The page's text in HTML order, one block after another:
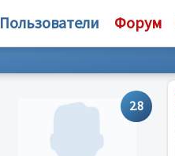
Пользователи Форум
2.8